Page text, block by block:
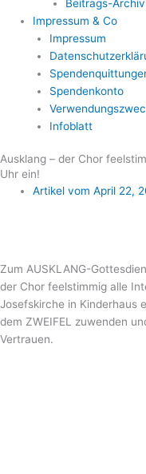
Beitrags-Archiv
Impressum & Co
Impressum
Spendenkonto
Infoblatt
Ausklang – der Chor
Uhr ein!
Artikel vomApril 22,
Zum AUSKLANG-
der Chor feelstimmig alle
Josefskirche in Kinderhaus
dem ZWEIFEL zuwenden
Vertrauen.